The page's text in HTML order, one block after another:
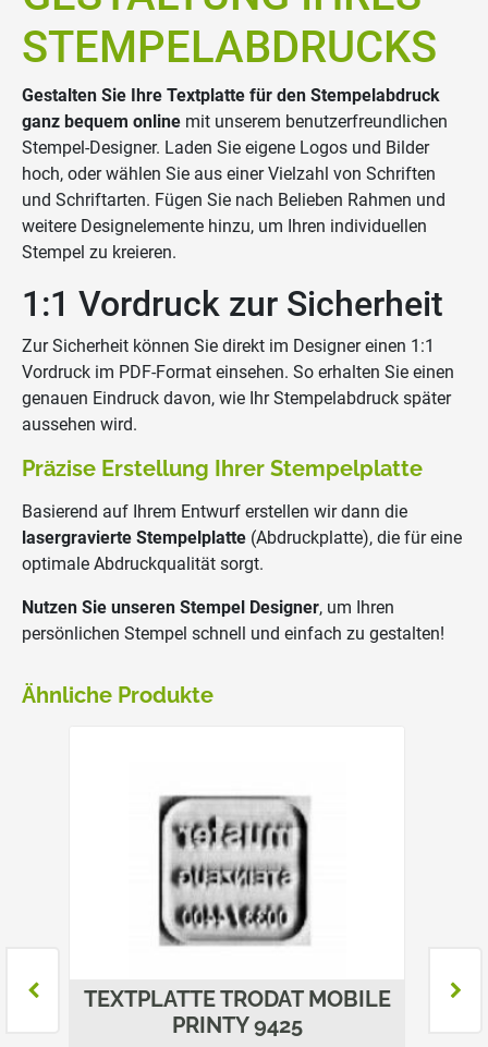
STEMPELABDRUCKS
Gestalten Sie Ihre Textplatte für den Stempelabdruck
ganz bequem online mit unserem benutzerfreundlichen
Stempel-Designer. Laden Sie eigene Logos und Bilder
hoch, oder wählen Sie aus einer Vielzahl von Schriften
und Schriftarten. Fügen Sie nach Belieben Rahmen und
weitere Designelemente hinzu, um Ihren individuellen
Stempel zu kreieren.
1:1 Vordruck zur Sicherheit
Zur Sicherheit können Sie direkt im Designer einen 1:1
Vordruck im PDF-Format einsehen. So erhalten Sie einen
genauen Eindruck davon, wie Ihr Stempelabdruck später
aussehen wird.
Präzise Erstellung Ihrer Stempelplatte
Basierend auf Ihrem Entwurf erstellen wir dann die
lasergravierte Stempelplatte (Abdruckplatte), die für eine
optimale Abdruckqualität sorgt.
Nutzen Sie unseren Stempel Designer, um Ihren
persönlichen Stempel schnell und einfach zu gestalten!
Ähnliche Produkte
TEXTPLATTE TRODAT MOBILE
PRINTY 9425